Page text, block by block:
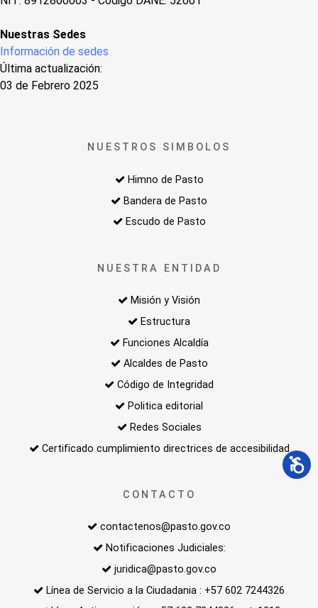
Nuestras Sedes
Información de sedes
Última actualización:
03 de Febrero 2025
NUESTROS SIMBOLOS
Himno de Pasto
Bandera de Pasto
Escudo de Pasto
NUESTRA ENTIDAD
Misión y Visión
Estructura
Funciones Alcaldía
Alcaldes de Pasto
Código de Integridad
Politica editorial
Redes Sociales
Certificado cumplimiento directrices de accesibilidad
CONTACTO
contactenos@pasto.gov.co
Notificaciones Judiciales:
juridica@pasto.gov.co
Línea de Servicio a la Ciudadania : +57 602 7244326